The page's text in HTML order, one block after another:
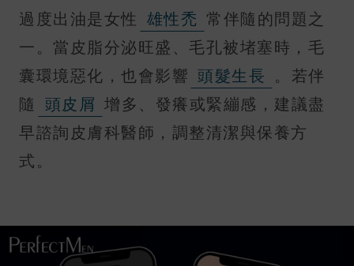
過度出油是女性 雄性禿 常伴隨的問題之
一。當皮脂分泌旺盛、毛孔被堵塞時，毛
囊環境惡化，也會影響 頭髮生長 。若伴
隨 頭皮屑 增多、發癢或緊繃感，建議盡
早諮詢皮膚科醫師，調整清潔與保養方
式。